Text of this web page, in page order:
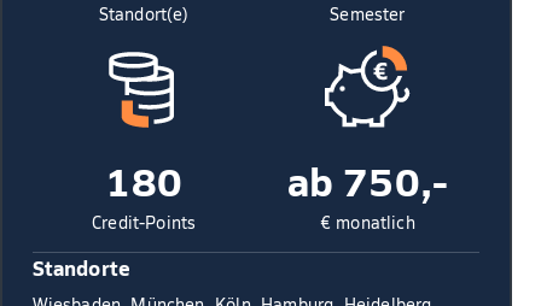
Standort(e) Semester
180
Credit-Points
ab 750,-
€ monatlich
Standorte